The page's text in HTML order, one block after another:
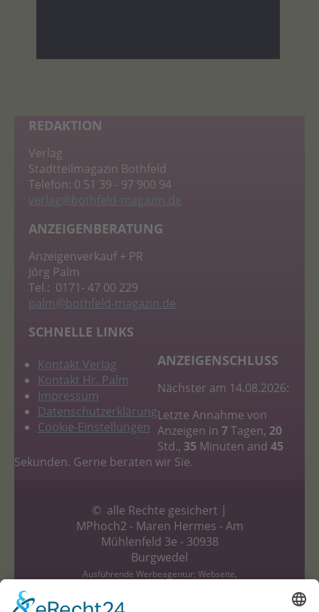
REDAKTION
Verlag
Stadtteilmagazin Bothfeld
Telefon: 0 51 39 - 97 900 94
verlag@bothfeld-magazin.de
ANZEIGENBERATUNG
Anzeigenverkauf + PR
Jörg Palm
Tel.: 0171- 47 00 229
palm@bothfeld-magazin.de
SCHNELLE LINKS
Kontakt Verlag
Kontakt Hr. Palm
Impressum
Datenschutzerklärung
Cookie-Einstellungen
ANZEIGENSCHLUSS
Nächster am 14.08.2026:
Letzte Annahme von
Anzeigen in 7Tagen, 20
Std., 35 Minuten and 44
Sekunden. Gerne beraten wir Sie.
© alle Rechte gesichert |
MPhoch2 - Maren Hermes - Am
Mühlenfeld 3e - 30938
Burgwedel
Ausführende Werbeagentur; Webseite,